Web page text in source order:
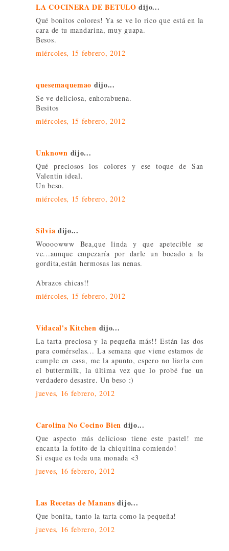
LA COCINERA DE BETULO dijo...
Qué bonitos colores! Ya se ve lo rico que está en la
cara de tu mandarina, muy guapa.
Besos.
miércoles, 15 febrero, 2012
quesemaquemao dijo...
Se ve deliciosa, enhorabuena.
Besitos
miércoles, 15 febrero, 2012
Unknown dijo...
Qué preciosos los colores y ese toque de San
Valentín ideal.
Un beso.
miércoles, 15 febrero, 2012
Silvia dijo...
Woooowww Bea,que linda y que apetecible se
ve...aunque empezaría por darle un bocado a la
gordita,están hermosas las nenas.
Abrazos chicas!!
miércoles, 15 febrero, 2012
Vidacal's Kitchen dijo...
La tarta preciosa y la pequeña más!! Están las dos
para comérselas... La semana que viene estamos de
cumple en casa, me la apunto, espero no liarla con
el buttermilk, la última vez que lo probé fue un
verdadero desastre. Un beso :)
jueves, 16 febrero, 2012
Carolina No Cocino Bien dijo...
Que aspecto más delicioso tiene este pastel! me
encanta la fotito de la chiquitina comiendo!
Si esque es toda una monada <3
jueves, 16 febrero, 2012
Las Recetas de Manans dijo...
Que bonita, tanto la tarta como la pequeña!
jueves, 16 febrero, 2012